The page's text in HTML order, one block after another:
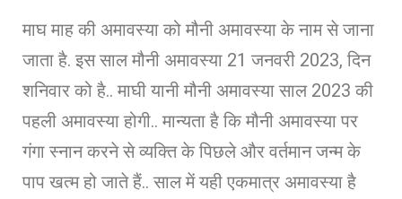
माघ माह की अमावस्या को मौनी अमावस्या के नाम से जाना
जाता है. इस साल मौनी अमावस्या 21 जनवरी 2023, दिन
शनिवार को है.. माघी यानी मौनी अमावस्या साल 2023 की
पहली अमावस्या होगी.. मान्यता है कि मौनी अमावस्या पर
गंगा स्नान करने से व्यक्ति के पिछले और वर्तमान जन्म के
पाप खत्म हो जाते हैं.. साल में यही एकमात्र अमावस्या है